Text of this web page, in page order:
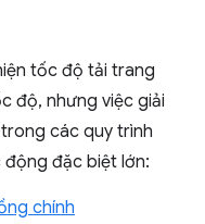
tốc độ tải trang
độ, nhưng việc giải
các quy trình
động đặc biệt lớn:
chính